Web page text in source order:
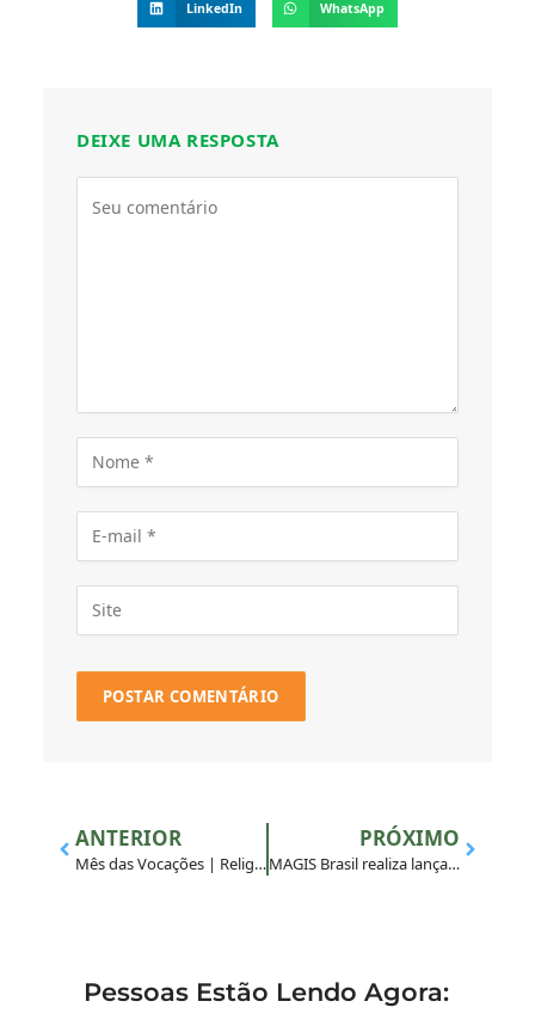
LinkedIn WhatsApp
DEIXE UMA RESPOSTA
ANTERIOR
Mês das Vocações | Religiosas/os
PRÓXIMO
MAGIS Brasil realiza lançamento de livro sobre acompanhamento espiritual de jovens
Pessoas Estão Lendo Agora: